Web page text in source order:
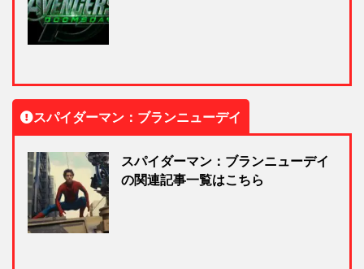
スパイダーマン：ブランニューデイ
スパイダーマン：ブランニューデイ
の関連記事一覧はこちら